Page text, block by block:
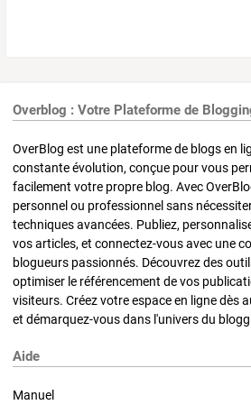
Overblog : Votre Plateforme de
OverBlog est une plateforme de blogs en
constante évolution, conçue pour vous
facilement votre propre blog. Avec
personnel ou professionnel sans
techniques avancées. Publiez,
vos articles, et connectez-vous avec une
blogueurs passionnés. Découvrez des
optimiser le référencement de vos
visiteurs. Créez votre espace en ligne dès
et démarquez-vous dans l'univers du
Aide
Manuel